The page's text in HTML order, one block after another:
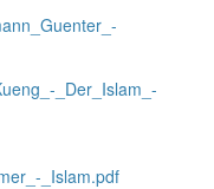
_Der_Islam_-
_Islam.pdf